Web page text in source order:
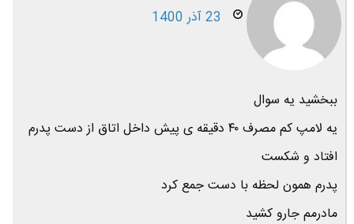
23 آذر 1400
ببخشید یه سوال
یه لامپ کم مصرف ۴۰ دقیقه ی پیش داخل اتاق از دست پدرم
افتاد و شکست
پدرم همون لحظه با دست جمع کرد
مادرمم جارو کشید